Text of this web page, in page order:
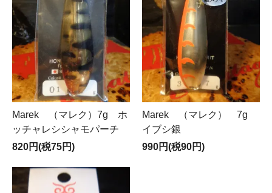
Marek （マレク）7g ホ
ッチャレシシャモパーチ
820円(税75円)
Marek （マレク） 7g
イブシ銀
990円(税90円)